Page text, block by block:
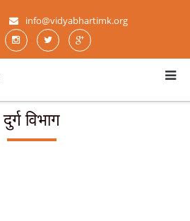
info@vidyabhartimk.org
दुर्ग विभाग